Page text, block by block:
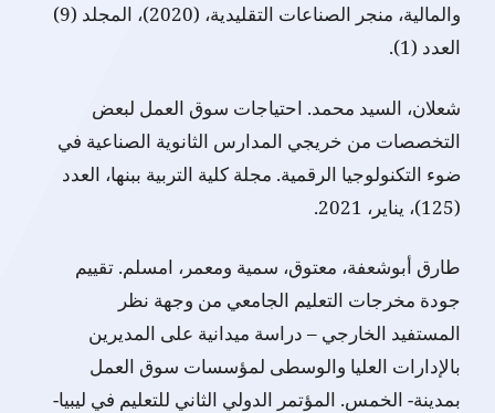
والمالية، منجر الصناعات التقليدية، (2020)، المجلد (9)
العدد (1).
شعلان، السيد محمد. احتياجات سوق العمل لبعض
التخصصات من خريجي المدارس الثانوية الصناعية في
ضوء التكنولوجيا الرقمية. مجلة كلية التربية ببنها، العدد
(125)، يناير، 2021.
طارق أبوشعفة، معتوق، سمية ومعمر، امسلم. تقييم
جودة مخرجات التعليم الجامعي من وجهة نظر
المستفيد الخارجي – دراسة ميدانية على المديرين
بالإدارات العليا والوسطى لمؤسسات سوق العمل
بمدينة- الخمس. المؤتمر الدولي الثاني للتعليم في ليبيا-